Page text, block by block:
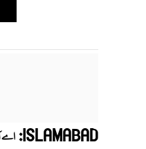
ISLAMABAD: